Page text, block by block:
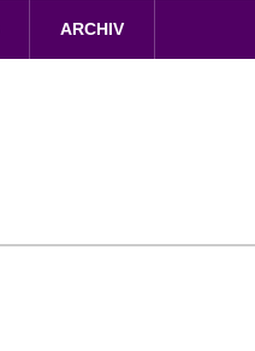
ARCHIV